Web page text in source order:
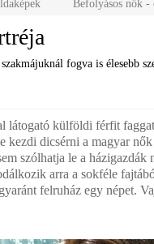
Befolyásos nők -
fogva is élesebb
látogató külföldi férfit
kezdi dicsérni a magyar
szólhatja le a
arra a sokféle
felruház egy népet.